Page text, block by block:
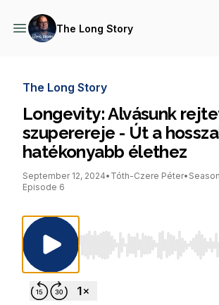
The Long Story
The Long Story
Longevity: Alvásunk
szuperereje - Út a
hatékonyabb élethez
September 12, 2024• Tóth-Czere Péter•
Episode 6
Use Left/Right to seek,